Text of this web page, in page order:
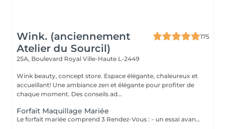
Wink. (anciennement
Atelier du Sourcil)
175
25A, Boulevard Royal Ville-Haute L-2449
Wink beauty, concept store. Espace élégante, chaleureux et
accueillant! Une ambiance zen et élégante pour profiter de
chaque moment. Des conseils ad...
Forfait Maquillage Mariée
Le forfait mariée comprend 3 Rendez-Vous : - un essai avant la prestation du jour J ( Afin de déterminer vos besoins, vos envies, la thématique de cette journée ) - une épilation des sourcils ( Pour ouvrir, & sublimer le regard ) - Maquillage Jour J ( Réalisation du maquillage décidé lors du rendez-vous test )